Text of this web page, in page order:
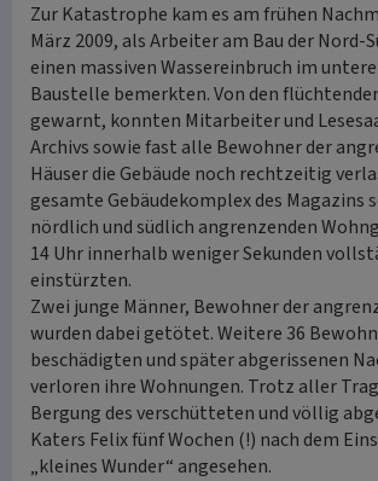
Zur Katastrophe kam es am frühen
März 2009, als Arbeiter am Bau der Nord-
einen massiven Wassereinbruch im
Baustelle bemerkten. Von den
gewarnt, konnten Mitarbeiter und
Archivs sowie fast alle Bewohner der
Häuser die Gebäude noch rechtzeitig
gesamte Gebäudekomplex des Magazins
nördlich und südlich angrenzenden
14 Uhr innerhalb weniger Sekunden
einstürzten.
Zwei junge Männer, Bewohner der
wurden dabei getötet. Weitere 36
beschädigten und später abgerissenen
verloren ihre Wohnungen. Trotz aller
Bergung des verschütteten und völlig
Katers Felix fünf Wochen (!) nach dem
„kleines Wunder“ angesehen.